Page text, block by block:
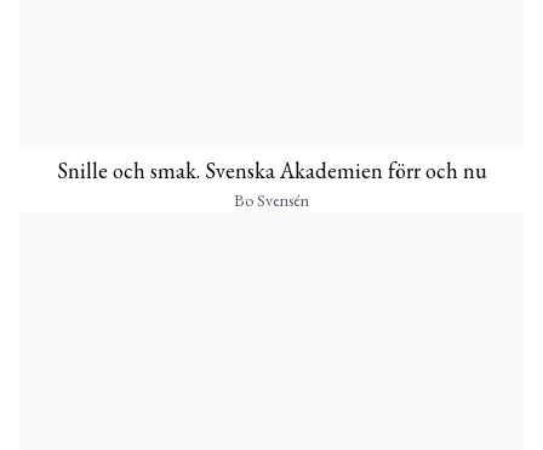
Snille och smak. Svenska Akademien förr och nu
Bo Svensén